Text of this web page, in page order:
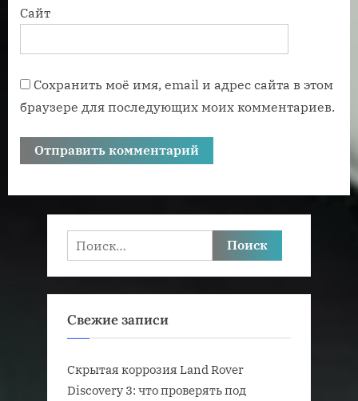
Сайт
Сохранить моё имя, email и адрес сайта в этом
браузере для последующих моих комментариев.
Найти:
Свежие записи
Скрытая коррозия Land Rover
Discovery 3: что проверять под